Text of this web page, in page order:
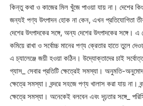
কিন্তু কথা ও কাজের মিল খুঁজে পাওয়া যায় না। দেশের
জন্যই পণ্য উৎপাদন হোক না কেন, এখন প্রতিযোগিতা
দেশের উৎপাদকের সঙ্গে, অন্য দেশের উৎপাদকের সঙ্গে। এ
কমিয়ে রাখা ও সর্বোচ্চ মানের পণ্য ক্রেতার হাতে তুলে
এ চ্যালেঞ্জে জয়ী হওয়া কঠিন। উদ্যোক্তাদের চাই
গ্যাস_ সেবার প্রতিটি ক্ষেত্রেই সমস্যা। অনুমতি-
ক্ষেত্রে সমস্যা। বন্দরে সহজে পণ্য খালাস করা যায় না।
ক্ষেত্রে সমস্যা। অনেকেই বলবেন এবং দৃঢ়তার সঙ্গে_